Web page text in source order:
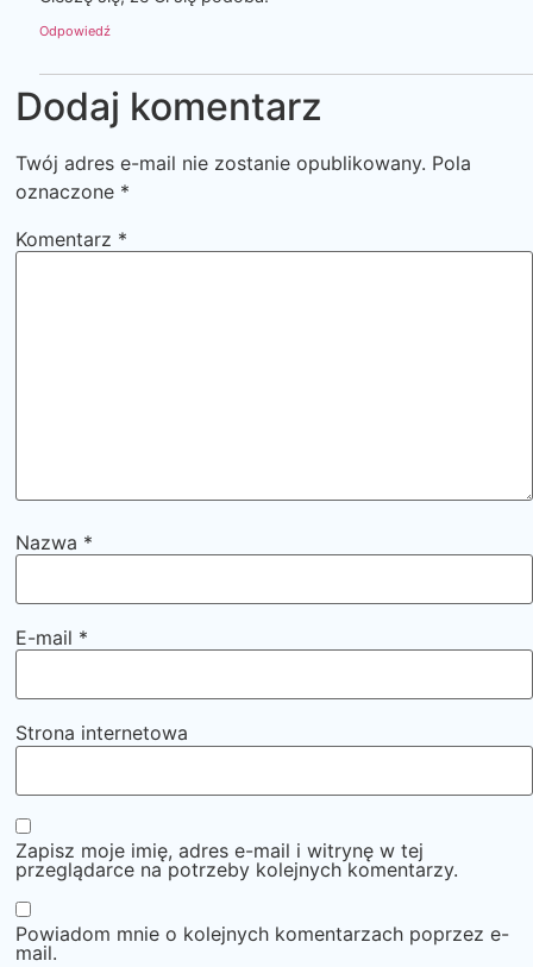
Odpowiedź
Dodaj komentarz
Twój adres e-mail nie zostanie opublikowany. Pola
oznaczone *
Komentarz *
Nazwa *
E-mail *
Strona internetowa
Zapisz moje imię, adres e-mail i witrynę w tej
przeglądarce na potrzeby kolejnych komentarzy.
Powiadom mnie o kolejnych komentarzach poprzez e-
mail.